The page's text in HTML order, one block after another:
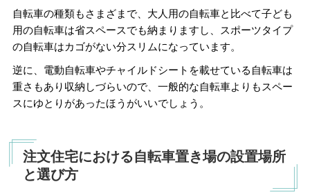
自転車の種類もさまざまで、大人用の自転車と比べて子ども
用の自転車は省スペースでも納まりますし、スポーツタイプ
の自転車はカゴがない分スリムになっています。
逆に、電動自転車やチャイルドシートを載せている自転車は
重さもあり収納しづらいので、一般的な自転車よりもスペー
スにゆとりがあったほうがいいでしょう。
注文住宅における自転車置き場の設置場所
と選び方